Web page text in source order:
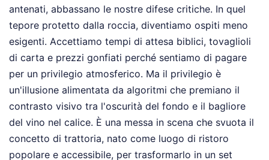
antenati, abbassano le nostre difese critiche. In quel
tepore protetto dalla roccia, diventiamo ospiti meno
esigenti. Accettiamo tempi di attesa biblici, tovaglioli
di carta e prezzi gonfiati perché sentiamo di pagare
per un privilegio atmosferico. Ma il privilegio è
un'illusione alimentata da algoritmi che premiano il
contrasto visivo tra l'oscurità del fondo e il bagliore
del vino nel calice. È una messa in scena che svuota il
concetto di trattoria, nato come luogo di ristoro
popolare e accessibile, per trasformarlo in un set